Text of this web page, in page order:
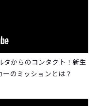
タからのコンタクト！新生
のミッションとは？